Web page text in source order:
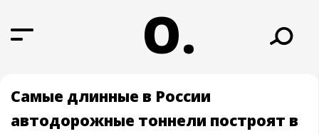
О.
Самые длинные в России
автодорожные тоннели построят в